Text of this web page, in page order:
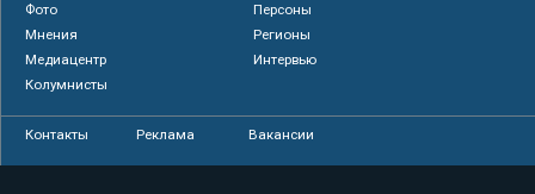
Фото
Персоны
Мнения
Регионы
Медиацентр
Интервью
Колумнисты
Контакты Реклама Вакансии